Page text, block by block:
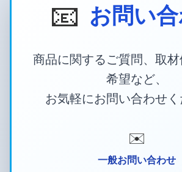
📧 お問い
商品に関するご質問、取
希望など、
お気軽にお問い合わせく
✉️
一般お問い合わせ